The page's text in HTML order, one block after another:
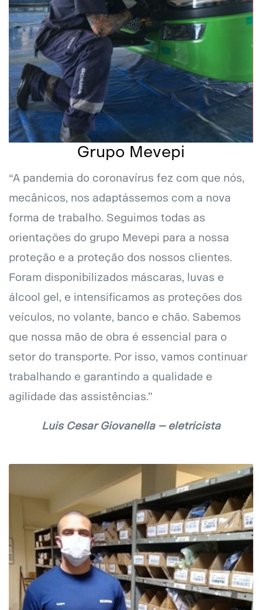
Grupo Mevepi
“A pandemia do coronavírus fez com que nós,
mecânicos, nos adaptássemos com a nova
forma de trabalho. Seguimos todas as
orientações do grupo Mevepi para a nossa
proteção e a proteção dos nossos clientes.
Foram disponibilizados máscaras, luvas e
álcool gel, e intensificamos as proteções dos
veículos, no volante, banco e chão. Sabemos
que nossa mão de obra é essencial para o
setor do transporte. Por isso, vamos continuar
trabalhando e garantindo a qualidade e
agilidade das assistências.”
Luis Cesar Giovanella – eletricista